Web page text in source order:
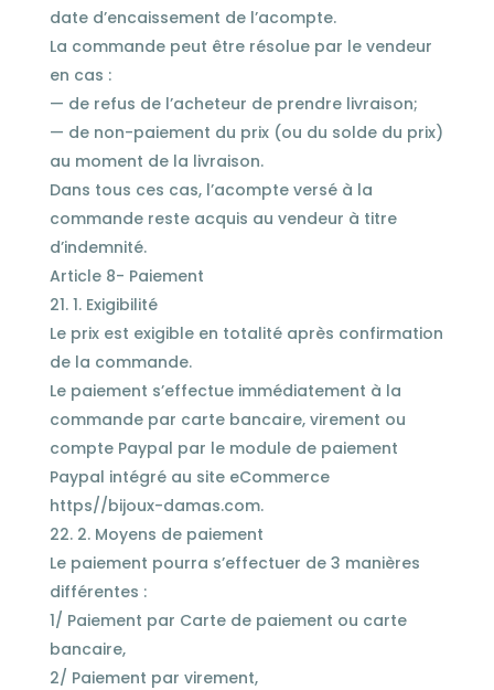
date d’encaissement de l’acompte.
La commande peut être résolue par le vendeur
en cas :
— de refus de l’acheteur de prendre livraison;
— de non-paiement du prix (ou du solde du prix)
au moment de la livraison.
Dans tous ces cas, l’acompte versé à la
commande reste acquis au vendeur à titre
d’indemnité.
Article 8- Paiement
1. Exigibilité
Le prix est exigible en totalité après confirmation
de la commande.
Le paiement s’effectue immédiatement à la
commande par carte bancaire, virement ou
compte Paypal par le module de paiement
Paypal intégré au site eCommerce
https//bijoux-damas.com.
2. Moyens de paiement
Le paiement pourra s’effectuer de 3 manières
différentes :
1/ Paiement par Carte de paiement ou carte
bancaire,
2/ Paiement par virement,